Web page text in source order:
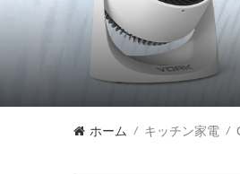
ホーム / キッチン家電 /